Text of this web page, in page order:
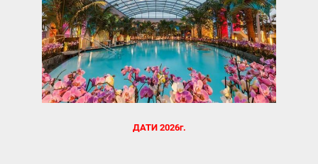
ДАТИ 2026г.